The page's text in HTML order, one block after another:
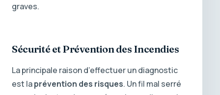
graves.
Sécurité et Prévention des Incendies
La principale raison d’effectuer un diagnostic
est laprévention des risques. Un fil mal serré